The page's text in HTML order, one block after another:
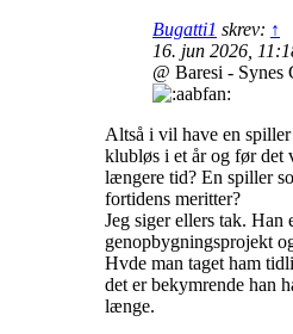
Bugatti1 skrev: ↑
16. jun 2026,
@ Baresi - Synes
Altså i vil have en
klubløs i et år og før det
længere tid? En spiller
fortidens meritter?
Jeg siger ellers tak. Han
genopbygningsprojekt
Hvde man taget ham
det er bekymrende han
længe.